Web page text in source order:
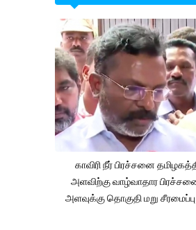
காவிரி நீர் பிரச்சனை
அளவிற்கு வாழ்வாதார
அளவுக்கு தொகுதி மறு